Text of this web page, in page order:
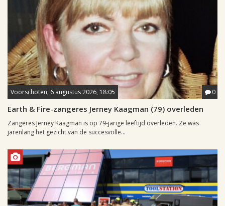
Voorschoten, 6 augustus 2026, 18:05 0
Earth & Fire-zangeres Jerney Kaagman (79) overleden
Zangeres Jerney Kaagman is op 79-jarige leeftijd overleden. Ze was
jarenlang het gezicht van de succesvolle...